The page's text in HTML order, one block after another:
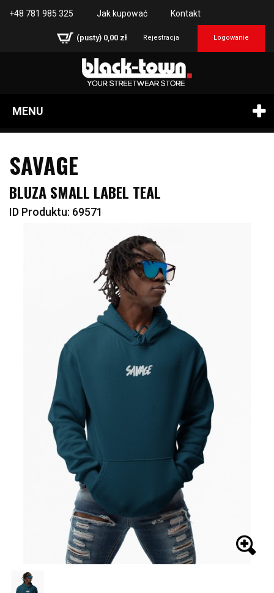
+48 781 985 325 Jak kupować Kontakt
Rejestracja Logowanie
(pusty) 0,00 zł
MENU
SAVAGE
BLUZA SMALL LABEL TEAL
ID Produktu: 69571